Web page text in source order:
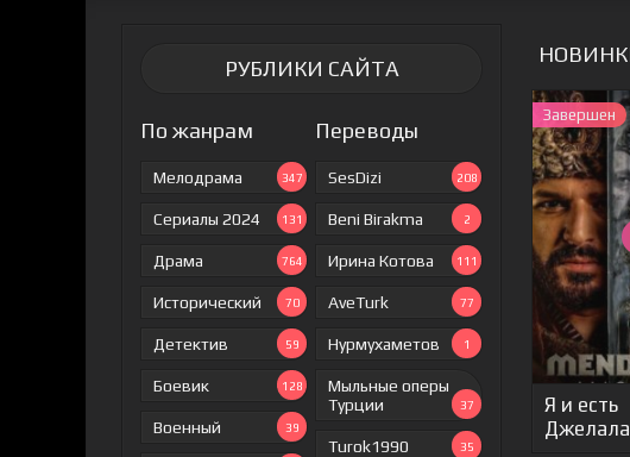
РУБЛИКИ САЙТА
По жанрам
Мелодрама 347
Сериалы 2024 131
Драма 764
Исторический 70
Детектив 59
Боевик 128
Военный 39
Переводы
SesDizi 208
Beni Birakma 2
Ирина Котова 111
AveTurk 77
Нурмухаметов 1
Мыльные оперы
Турции
37
Turok1990 35
Завершен
Я и есть